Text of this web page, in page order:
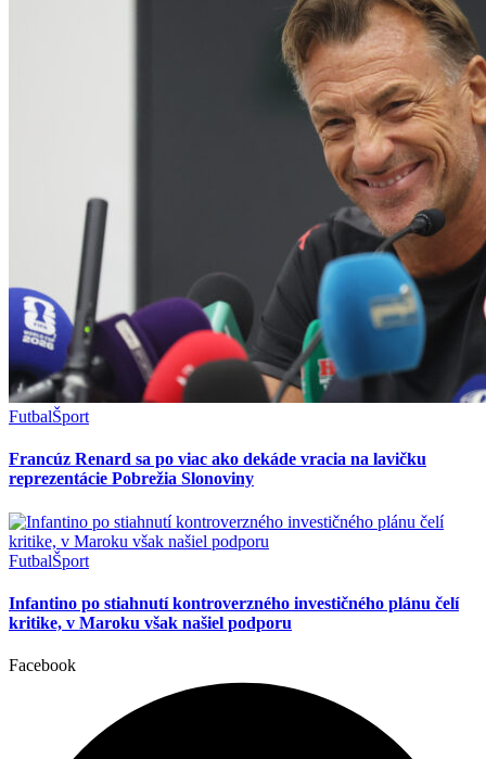
FutbalŠport
Francúz Renard sa po viac ako dekáde vracia na lavičku
reprezentácie Pobrežia Slonoviny
FutbalŠport
Infantino po stiahnutí kontroverzného investičného plánu čelí
kritike, v Maroku však našiel podporu
Facebook